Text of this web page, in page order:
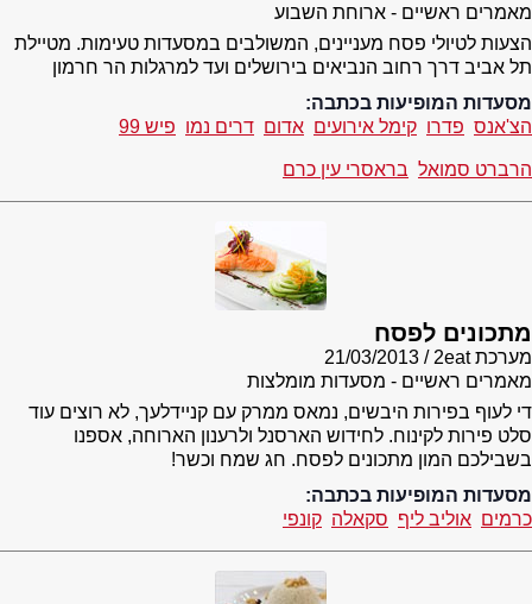
מאמרים ראשיים - ארוחת השבוע
הצעות לטיולי פסח מעניינים, המשולבים במסעדות טעימות. מטיילת
תל אביב דרך רחוב הנביאים בירושלים ועד למרגלות הר חרמון
מסעדות המופיעות בכתבה:
הצ'אנס פדרו קימל אירועים אדום דרים נמו פיש 99
הרברט סמואל בראסרי עין כרם
מתכונים לפסח
מערכת 2eat
21/03/2013
מאמרים ראשיים - מסעדות מומלצות
די לעוף בפירות היבשים, נמאס ממרק עם קניידלעך, לא רוצים עוד
סלט פירות לקינוח. לחידוש הארסנל ולרענון הארוחה, אספנו
בשבילכם המון מתכונים לפסח. חג שמח וכשר!
מסעדות המופיעות בכתבה:
כרמים אוליב ליף סקאלה קונפי